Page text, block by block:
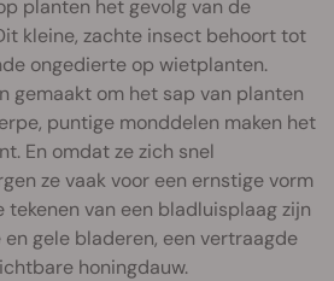
planten het gevolg van de
kleine, zachte insect behoort tot
ongedierte op wietplanten.
gemaakt om het sap van planten
puntige monddelen maken het
En omdat ze zich snel
ze vaak voor een ernstige vorm
tekenen van een bladluisplaag zijn
gele bladeren, een vertraagde
honingdauw.